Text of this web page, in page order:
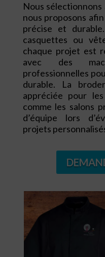
Nous
nous proposons
précise et
casquettes ou
chaque projet est
avec des
professionnelles
durable. La
appréciée pour
comme les salons
d’équipe lors
projets